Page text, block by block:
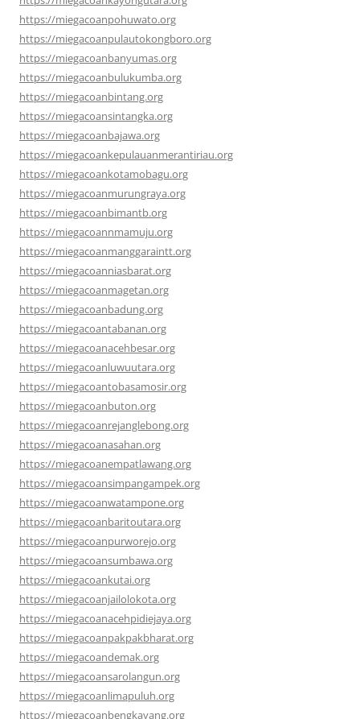
https://miegacoanpohuwato.org
https://miegacoanpulautokongboro.org
https://miegacoanbanyumas.org
https://miegacoanbulukumba.org
https://miegacoanbintang.org
https://miegacoansintangka.org
https://miegacoanbajawa.org
https://miegacoankepulauanmerantiriau.org
https://miegacoankotamobagu.org
https://miegacoanmurungraya.org
https://miegacoanbimantb.org
https://miegacoannmamuju.org
https://miegacoanmanggaraintt.org
https://miegacoanniasbarat.org
https://miegacoanmagetan.org
https://miegacoanbadung.org
https://miegacoantabanan.org
https://miegacoanacehbesar.org
https://miegacoanluwuutara.org
https://miegacoantobasamosir.org
https://miegacoanbuton.org
https://miegacoanrejanglebong.org
https://miegacoanasahan.org
https://miegacoanempatlawang.org
https://miegacoansimpangampek.org
https://miegacoanwatampone.org
https://miegacoanbaritoutara.org
https://miegacoanpurworejo.org
https://miegacoansumbawa.org
https://miegacoankutai.org
https://miegacoanjailolokota.org
https://miegacoanacehpidiejaya.org
https://miegacoanpakpakbharat.org
https://miegacoandemak.org
https://miegacoansarolangun.org
https://miegacoanlimapuluh.org
https://miegacoanbengkayang.org